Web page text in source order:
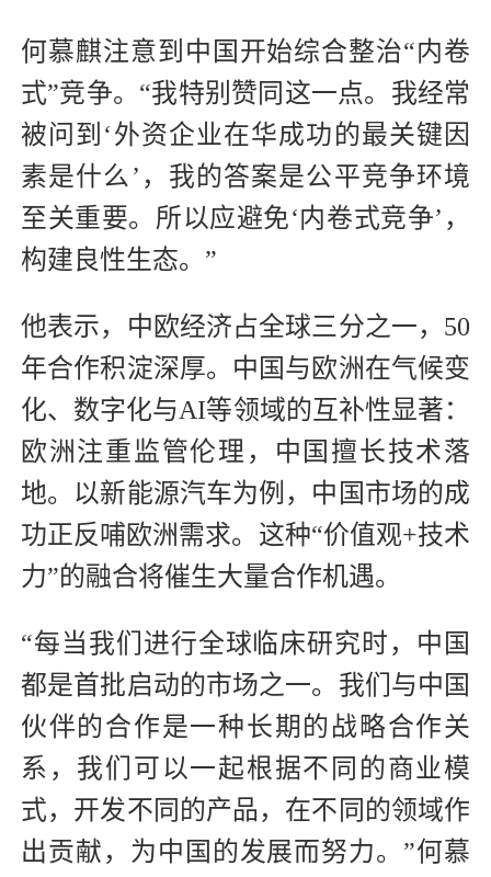
何慕麒注意到中国开始综合整治“内卷
式”竞争。“我特别赞同这一点。我经常
被问到‘外资企业在华成功的最关键因
素是什么’，我的答案是公平竞争环境
至关重要。所以应避免‘内卷式竞争’，
构建良性生态。”
他表示，中欧经济占全球三分之一，50
年合作积淀深厚。中国与欧洲在气候变
化、数字化与AI等领域的互补性显著：
欧洲注重监管伦理，中国擅长技术落
地。以新能源汽车为例，中国市场的成
功正反哺欧洲需求。这种“价值观+技术
力”的融合将催生大量合作机遇。
“每当我们进行全球临床研究时，中国
都是首批启动的市场之一。我们与中国
伙伴的合作是一种长期的战略合作关
系，我们可以一起根据不同的商业模
式，开发不同的产品，在不同的领域作
出贡献，为中国的发展而努力。”何慕